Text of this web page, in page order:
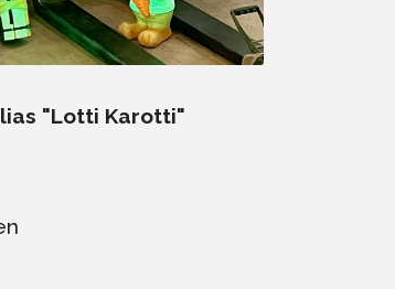
"Lotti Karotti"